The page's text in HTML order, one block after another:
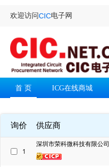
欢迎访问CIC电子网
首 页 ICG在线商城
询价 供应商
1
深圳市荣科微科技有限公司